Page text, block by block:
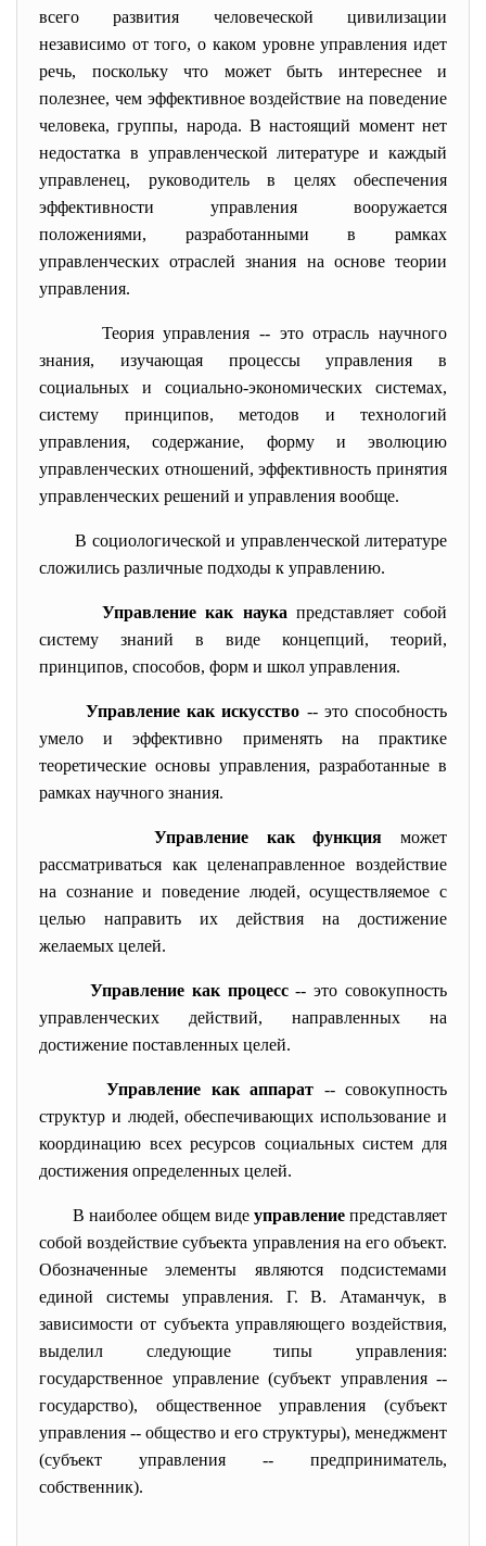
всего развития человеческой цивилизации
независимо от того, о каком уровне управления идет
речь, поскольку что может быть интереснее и
полезнее, чем эффективное воздействие на поведение
человека, группы, народа. В настоящий момент нет
недостатка в управленческой литературе и каждый
управленец, руководитель в целях обеспечения
эффективности управления вооружается
положениями, разработанными в рамках
управленческих отраслей знания на основе теории
управления.
Теория управления -- это отрасль научного
знания, изучающая процессы управления в
социальных и социально-экономических системах,
систему принципов, методов и технологий
управления, содержание, форму и эволюцию
управленческих отношений, эффективность принятия
управленческих решений и управления вообще.
В социологической и управленческой литературе
сложились различные подходы к управлению.
Управление как наука представляет собой
систему знаний в виде концепций, теорий,
принципов, способов, форм и школ управления.
Управление как искусство -- это способность
умело и эффективно применять на практике
теоретические основы управления, разработанные в
рамках научного знания.
Управление как функция может
рассматриваться как целенаправленное воздействие
на сознание и поведение людей, осуществляемое с
целью направить их действия на достижение
желаемых целей.
Управление как процесс-- это совокупность
управленческих действий, направленных на
достижение поставленных целей.
Управление как аппарат -- совокупность
структур и людей, обеспечивающих использование и
координацию всех ресурсов социальных систем для
достижения определенных целей.
В наиболее общем виде управлениепредставляет
собой воздействие субъекта управления на его объект.
Обозначенные элементы являются подсистемами
единой системы управления. Г. В. Атаманчук, в
зависимости от субъекта управляющего воздействия,
выделил следующие типы управления:
государственное управление (субъект управления --
государство), общественное управления (субъект
управления -- общество и его структуры), менеджмент
(субъект управления -- предприниматель,
собственник).